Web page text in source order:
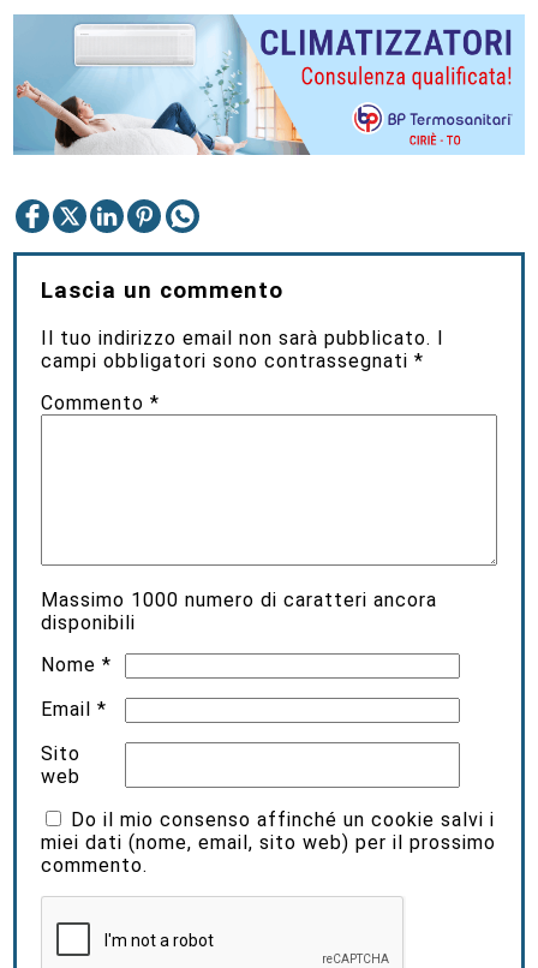
Lascia un commento
Il tuo indirizzo email non sarà pubblicato. I
campi obbligatori sono contrassegnati*
Commento*
Massimo 1000 numero di caratteri ancora
disponibili
Nome*
Email*
Sito
web
Do il mio consenso affinché un cookie salvi i
miei dati (nome, email, sito web) per il prossimo
commento.